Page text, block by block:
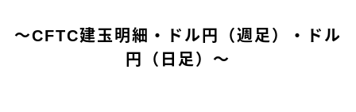
～CFTC建玉明細・ドル円（週足）・ドル
円（日足）～